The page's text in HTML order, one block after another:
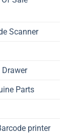
Scanner
Parts
printer